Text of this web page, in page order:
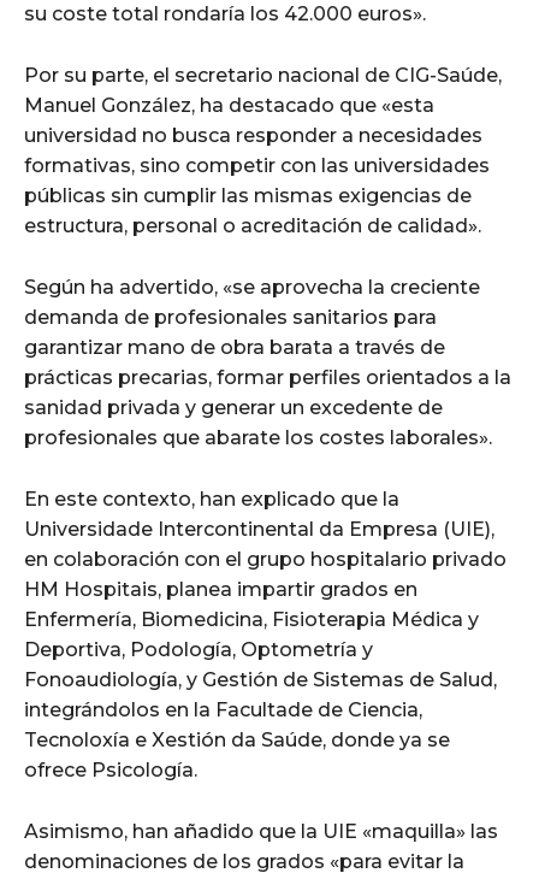
su coste total rondaría los 42.000 euros».
Por su parte, el secretario nacional de CIG-Saúde,
Manuel González, ha destacado que «esta
universidad no busca responder a necesidades
formativas, sino competir con las universidades
públicas sin cumplir las mismas exigencias de
estructura, personal o acreditación de calidad».
Según ha advertido, «se aprovecha la creciente
demanda de profesionales sanitarios para
garantizar mano de obra barata a través de
prácticas precarias, formar perfiles orientados a la
sanidad privada y generar un excedente de
profesionales que abarate los costes laborales».
En este contexto, han explicado que la
Universidade Intercontinental da Empresa (UIE),
en colaboración con el grupo hospitalario privado
HM Hospitais, planea impartir grados en
Enfermería, Biomedicina, Fisioterapia Médica y
Deportiva, Podología, Optometría y
Fonoaudiología, y Gestión de Sistemas de Salud,
integrándolos en la Facultade de Ciencia,
Tecnoloxía e Xestión da Saúde, donde ya se
ofrece Psicología.
Asimismo, han añadido que la UIE «maquilla» las
denominaciones de los grados «para evitar la